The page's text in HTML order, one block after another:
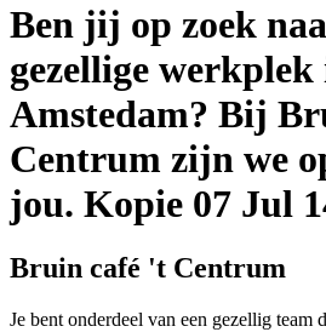
Ben jij op zoek
gezellige
Amstedam? Bij
Centrum zijn we
jou. Kopie 07 Jul
Bruin café 't Centrum
Je bent onderdeel van een gezellig team